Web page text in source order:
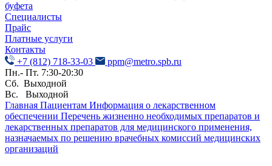
буфета
Специалисты
Прайс
Платные услуги
Контакты
+7 (812) 718-33-03
ppm@metro.spb.ru
Пн.- Пт. 7:30-20:30
Сб. Выходной
Вс. Выходной
Главная Пациентам Информация о лекарственном
обеспечении Перечень жизненно необходимых препаратов и
лекарственных препаратов для медицинского применения,
назначаемых по решению врачебных комиссий медицинских
организаций